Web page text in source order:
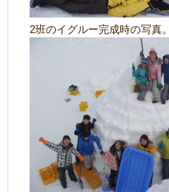
2班のイグルー完成時の写真。